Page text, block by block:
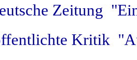
Zeitung
Kritik